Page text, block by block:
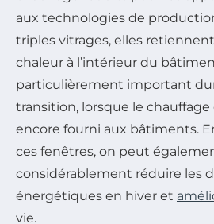
aux technologies de
triples vitrages, elles
chaleur à l’intérieur du
particulièrement important
transition, lorsque le chauffage
encore fourni aux bâtiments.
ces fenêtres, on peut
considérablement réduire les
énergétiques en hiver et
vie.